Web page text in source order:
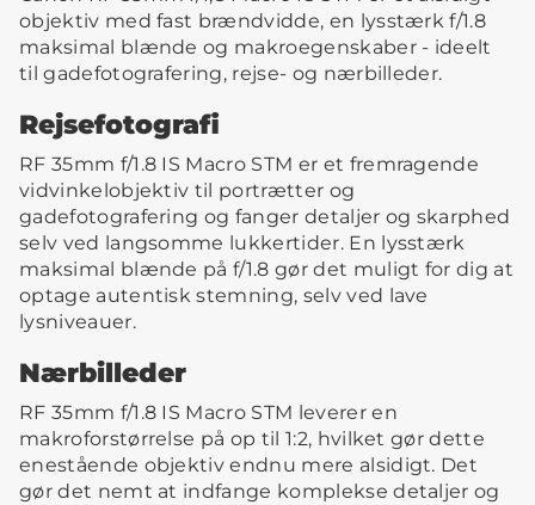
objektiv med fast brændvidde, en lysstærk f/1.8
maksimal blænde og makroegenskaber - ideelt
til gadefotografering, rejse- og nærbilleder.
Rejsefotografi
RF 35mm f/1.8 IS Macro STM er et fremragende
vidvinkelobjektiv til portrætter og
gadefotografering og fanger detaljer og skarphed
selv ved langsomme lukkertider. En lysstærk
maksimal blænde på f/1.8 gør det muligt for dig at
optage autentisk stemning, selv ved lave
lysniveauer.
Nærbilleder
RF 35mm f/1.8 IS Macro STM leverer en
makroforstørrelse på op til 1:2, hvilket gør dette
enestående objektiv endnu mere alsidigt. Det
gør det nemt at indfange komplekse detaljer og